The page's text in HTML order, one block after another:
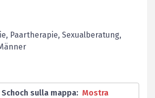
Paartherapie, Sexualberatung,
Schoch sulla mappa: Mostra